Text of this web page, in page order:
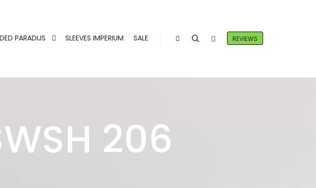
PARADIJS SLEEVES IMPERIUM SALE REVIEWS
206